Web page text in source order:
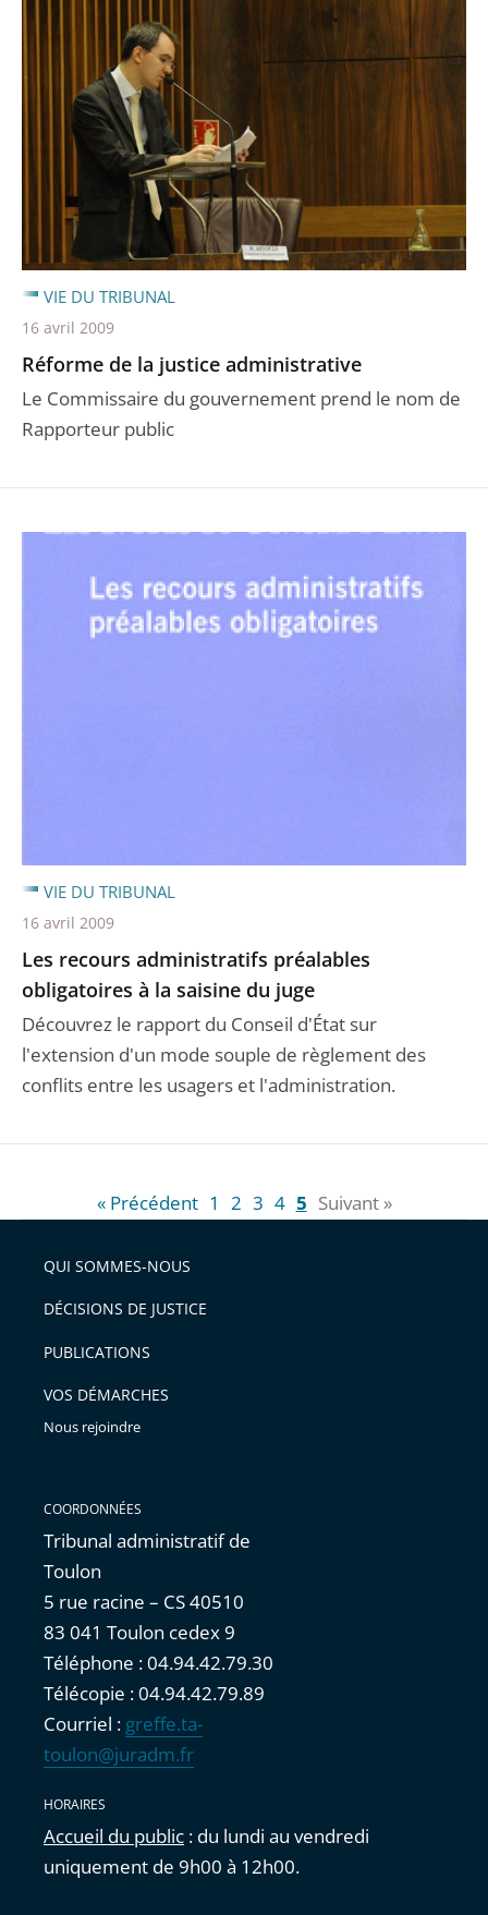
Réforme de la justice administrative
Le Commissaire du gouvernement prend le nom de
Rapporteur public
VIE DU TRIBUNAL
16 avril 2009
Les recours administratifs préalables
obligatoires à la saisine du juge
Découvrez le rapport du Conseil d'État sur
l'extension d'un mode souple de règlement des
conflits entre les usagers et l'administration.
VIE DU TRIBUNAL
16 avril 2009
« Précédent 1 2 3 4 5 Suivant »
QUI SOMMES-NOUS
DÉCISIONS DE JUSTICE
PUBLICATIONS
VOS DÉMARCHES
Nous rejoindre
COORDONNÉES
Tribunal administratif de
Toulon
5 rue racine – CS 40510
83 041 Toulon cedex 9
Téléphone : 04.94.42.79.30
Télécopie : 04.94.42.79.89
Courriel : greffe.ta-
toulon@juradm.fr
HORAIRES
Accueil du public : du lundi au vendredi
uniquement de 9h00 à 12h00.